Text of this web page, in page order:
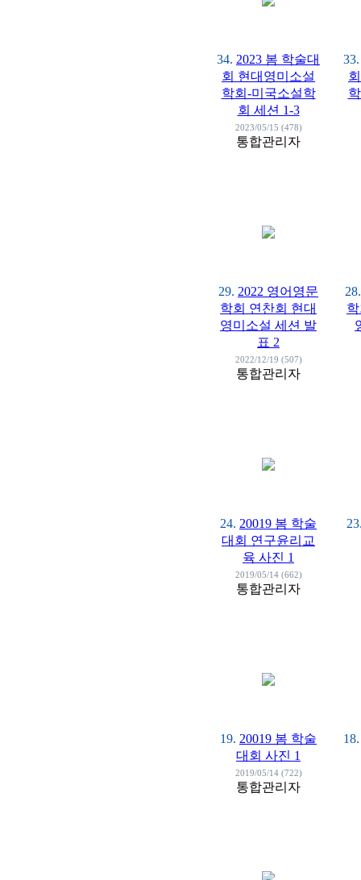
34. 2023 봄 학술대
회 현대영미소설
학회-미국소설학
회 세션 1-3
2023/05/15 (478)
통합관리자
33.
29. 2022 영어영문
학회 연찬회 현대
영미소설 세션 발
표 2
2022/12/19 (507)
통합관리자
28.
24. 20019 봄 학술
대회 연구윤리교
육 사진 1
2019/05/14 (662)
통합관리자
19. 20019 봄 학술
대회 사진 1
2019/05/14 (722)
통합관리자
18.